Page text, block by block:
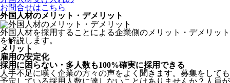
お問合せはこちら
外国人材のメリット・デメリット
外国人材を採用することによる企業側のメリット・デメリット
を解説します。
メリット
雇用の安定化
採用に困らない・多人数も100%確実に採用できる
人手不足に嘆く企業の方々の声をよく聞きます。募集をしても
予定している採用人数に達しないことはありませんか？人員が